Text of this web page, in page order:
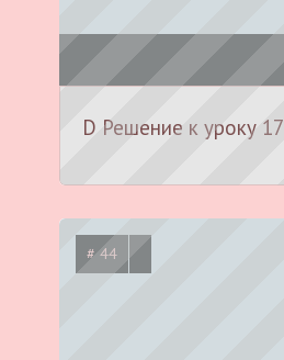
D Решение к уроку 17
# 44